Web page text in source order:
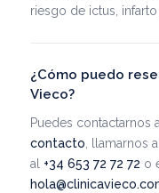
riesgo de ictus, infarto
¿Cómo puedo
Vieco?
Puedes contactarnos
contacto , llamarnos al
al +34 653 72 72 72 o